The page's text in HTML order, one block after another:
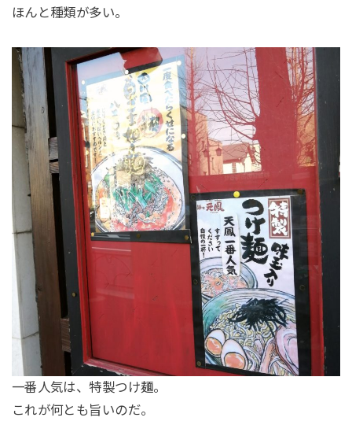
ほんと種類が多い。
一番人気は、特製つけ麺。
これが何とも旨いのだ。